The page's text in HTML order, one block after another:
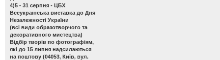
4)5 - 31 серпня - ЦБХ
Всеукраїнська виставка до Дня
Незалежності України
(всі види образотворчого та
декоративного мистецтва)
Відбір творів по фотографіям,
які до 15 липня надсилаються
на поштову (04053, Київ, вул.